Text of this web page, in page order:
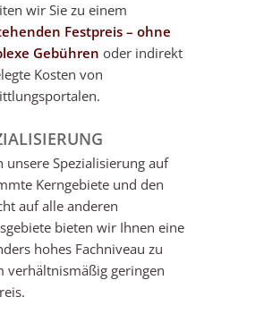
wir Sie zu einem
Festpreis – ohne
Gebühren oder indirekt
Kosten von
unsere Spezialisierung auf
Kerngebiete und den
auf alle anderen
bieten wir Ihnen eine
hohes Fachniveau zu
verhältnismäßig geringen